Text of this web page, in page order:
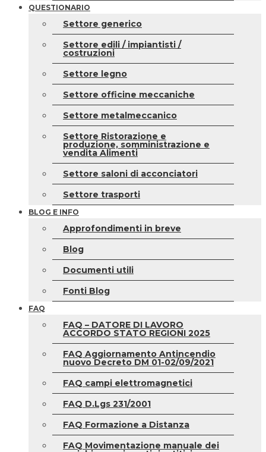
QUESTIONARIO
Settore generico
Settore edili / impiantisti /
costruzioni
Settore legno
Settore officine meccaniche
Settore metalmeccanico
Settore Ristorazione e
produzione, somministrazione e
vendita Alimenti
Settore saloni di acconciatori
Settore trasporti
BLOG E INFO
Approfondimenti in breve
Blog
Documenti utili
Fonti Blog
FAQ
FAQ – DATORE DI LAVORO
ACCORDO STATO REGIONI 2025
FAQ Aggiornamento Antincendio
nuovo Decreto DM 01-02/09/2021
FAQ campi elettromagnetici
FAQ D.Lgs 231/2001
FAQ Formazione a Distanza
FAQ Movimentazione manuale dei